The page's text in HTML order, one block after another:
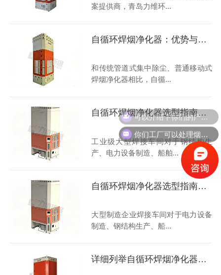
案提供商，青岛力维环...
自循环焊烟净化器：优势与行业挑战
和传统管道式集中除尘、普通移动式
焊烟净化器相比，自循...
自循环焊烟净化器选型指南大揭秘
工业级大型焊接车间对于钢结构生
产、电力设备制造、船舶...
自循环焊烟净化器选型指南：高性价比
大型制造企业焊接车间对于电力设备
制造、钢结构生产、船...
详细列举自循环焊烟净化器使用范围